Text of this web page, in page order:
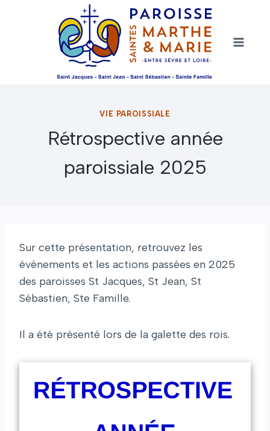
VIE PAROISSIALE
Rétrospective année
paroissiale 2025
Sur cette présentation, retrouvez les
évènements et les actions passées en 2025
des paroisses St Jacques, St Jean, St
Sébastien, Ste Famille.
Il a été présenté lors de la galette des rois.